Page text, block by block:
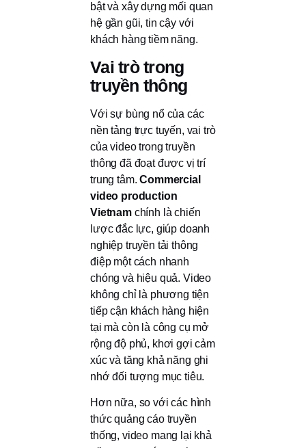
bật và xây dựng mối quan
hệ gần gũi, tin cậy với
khách hàng tiềm năng.
Vai trò trong
truyền thông
Với sự bùng nổ của các
nền tảng trực tuyến, vai trò
của video trong truyền
thông đã đoạt được vị trí
trung tâm.Commercial
video production
Vietnamchính là chiến
lược đắc lực, giúp doanh
nghiệp truyền tải thông
điệp một cách nhanh
chóng và hiệu quả. Video
không chỉ là phương tiện
tiếp cận khách hàng hiện
tại mà còn là công cụ mở
rộng độ phủ, khơi gợi cảm
xúc và tăng khả năng ghi
nhớ đối tượng mục tiêu.
Hơn nữa, so với các hình
thức quảng cáo truyền
thống, video mang lại khả